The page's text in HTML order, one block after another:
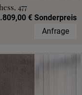
477
€ Sonderpreis
Anfrage